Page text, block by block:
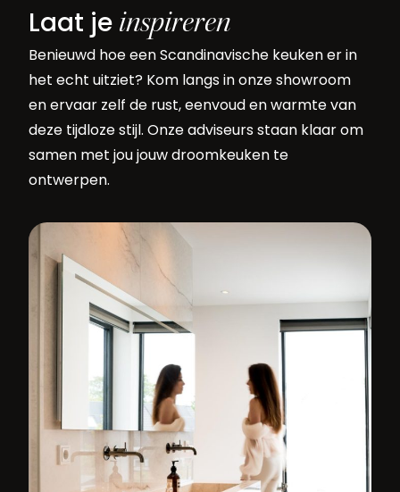
Laat je inspireren
Benieuwd hoe een Scandinavische keuken er in
het echt uitziet? Kom langs in onze showroom
en ervaar zelf de rust, eenvoud en warmte van
deze tijdloze stijl. Onze adviseurs staan klaar om
samen met jou jouw droomkeuken te
ontwerpen.